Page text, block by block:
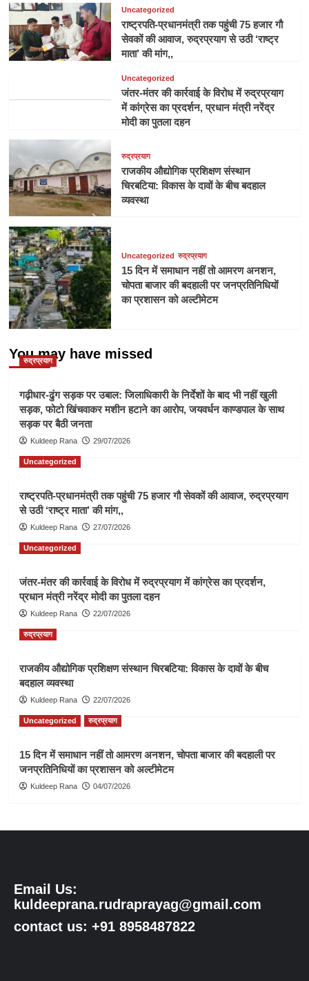
Uncategorized
राष्ट्रपति-प्रधानमंत्री तक पहुंची 75 हजार गौ
सेवकों की आवाज, रुद्रप्रयाग से उठी ‘राष्ट्र
माता’ की मांग,,
Uncategorized
जंतर-मंतर की कार्रवाई के विरोध में रुद्रप्रयाग
में कांग्रेस का प्रदर्शन, प्रधान मंत्री नरेंद्र
मोदी का पुतला दहन
रुद्रप्रयाग
राजकीय औद्योगिक प्रशिक्षण संस्थान
चिरबटिया: विकास के दावों के बीच बदहाल
व्यवस्था
Uncategorized रुद्रप्रयाग
15 दिन में समाधान नहीं तो आमरण अनशन,
चोपता बाजार की बदहाली पर जनप्रतिनिधियों
का प्रशासन को अल्टीमेटम
You may have missed
रुद्रप्रयाग
गढ़ीधार-ढुंग सड़क पर उबाल: जिलाधिकारी के निर्देशों के बाद भी नहीं खुली
सड़क, फोटो खिंचवाकर मशीन हटाने का आरोप, जयवर्धन काण्डपाल के साथ
सड़क पर बैठी जनता
Kuldeep Rana 29/07/2026
Uncategorized
राष्ट्रपति-प्रधानमंत्री तक पहुंची 75 हजार गौ सेवकों की आवाज, रुद्रप्रयाग
से उठी ‘राष्ट्र माता’ की मांग,,
Kuldeep Rana 27/07/2026
Uncategorized
जंतर-मंतर की कार्रवाई के विरोध में रुद्रप्रयाग में कांग्रेस का प्रदर्शन,
प्रधान मंत्री नरेंद्र मोदी का पुतला दहन
Kuldeep Rana 22/07/2026
रुद्रप्रयाग
राजकीय औद्योगिक प्रशिक्षण संस्थान चिरबटिया: विकास के दावों के बीच
बदहाल व्यवस्था
Kuldeep Rana 22/07/2026
Uncategorized रुद्रप्रयाग
15 दिन में समाधान नहीं तो आमरण अनशन, चोपता बाजार की बदहाली पर
जनप्रतिनिधियों का प्रशासन को अल्टीमेटम
Kuldeep Rana 04/07/2026
Email Us:
kuldeeprana.rudraprayag@gmail.com
contact us: +91 8958487822